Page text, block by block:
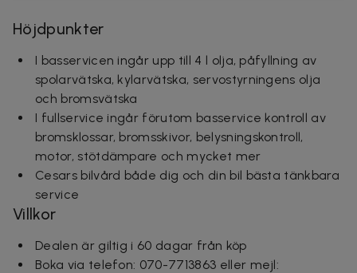
Höjdpunkter
I basservicen ingår upp till 4 l olja, påfyllning av
spolarvätska, kylarvätska, servostyrningens olja
och bromsvätska
I fullservice ingår förutom basservice kontroll av
bromsklossar, bromsskivor, belysningskontroll,
motor, stötdämpare och mycket mer
Cesars bilvård både dig och din bil bästa tänkbara
service
Villkor
Dealen är giltig i 60 dagar från köp
Boka via telefon: 070-7713863 eller mejl: